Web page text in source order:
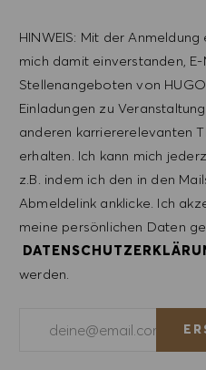
HINWEIS: Mit der Anmeldung
mich damit einverstanden,
Stellenangeboten von HUGO
Einladungen zu
anderen karriererelevanten
erhalten. Ich kann mich
z.B. indem ich den in den
Abmeldelink anklicke. Ich
meine persönlichen Daten
werden.